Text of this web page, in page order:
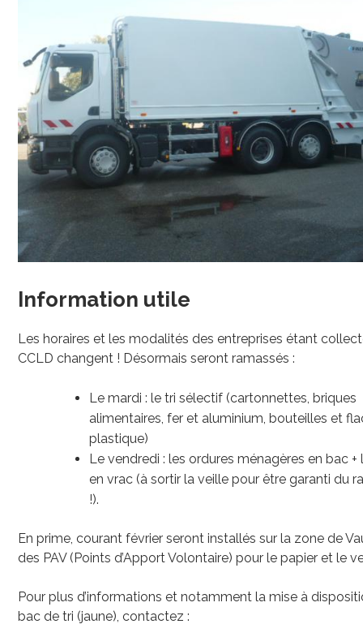
Information utile
Les horaires et les modalités des entreprises étant
CCLD changent ! Désormais seront ramassés :
Le mardi : le tri sélectif (cartonnettes, briques
alimentaires, fer et aluminium, bouteilles et
plastique)
Le vendredi : les ordures ménagères en bac +
en vrac (à sortir la veille pour être garanti du
!).
En prime, courant février seront installés sur la zone de
des PAV (Points d’Apport Volontaire) pour le papier et le
Pour plus d’informations et notamment la mise à
bac de tri (jaune), contactez :